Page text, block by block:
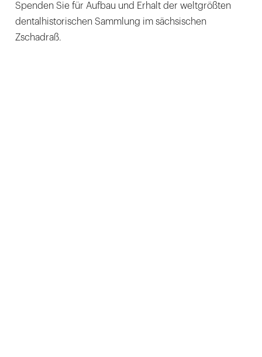
Spenden Sie für Aufbau und Erhalt der weltgrößten
dentalhistorischen Sammlung im sächsischen
Zschadraß.